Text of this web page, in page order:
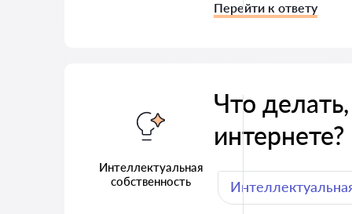
Перейти к ответу
Интеллектуальная
собственность
Что
интернете?